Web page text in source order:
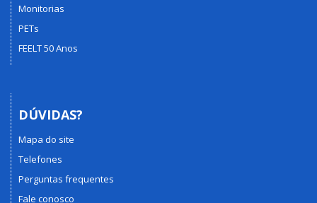
Monitorias
PETs
FEELT 50 Anos
DÚVIDAS?
Mapa do site
Telefones
Perguntas frequentes
Fale conosco